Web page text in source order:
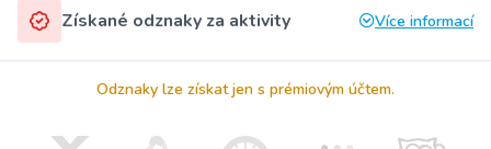
Získané odznaky za aktivity Více informací
Odznaky lze získat jen s prémiovým účtem.